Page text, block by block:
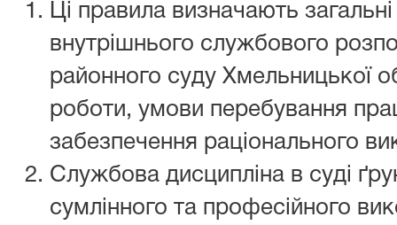
Ці правила визначають
внутрішнього службового
районного суду Хмельницької
роботи, умови перебування
забезпечення раціонального
Службова дисципліна в суді
сумлінного та професійного